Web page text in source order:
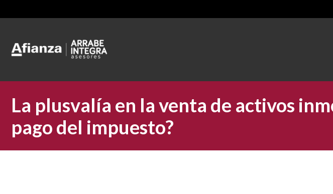
La plusvalía en la venta de activos
pago del impuesto?